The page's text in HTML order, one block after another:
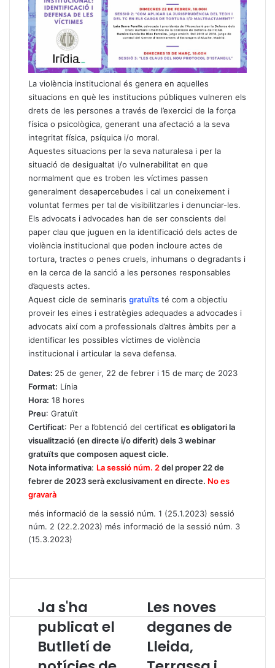
La violència institucional és genera en aquelles
situacions en què les institucions públiques vulneren els
drets de les persones a través de l’exercici de la força
física o psicològica, generant una afectació a la seva
integritat física, psíquica i/o moral.
Aquestes situacions per la seva naturalesa i per la
situació de desigualtat i/o vulnerabilitat en que
normalment que es troben les víctimes passen
generalment desapercebudes i cal un coneixement i
voluntat fermes per tal de visibilitzarles i denunciar-les.
Els advocats i advocades han de ser conscients del
paper clau que juguen en la identificació dels actes de
violència institucional que poden incloure actes de
tortura, tractes o penes cruels, inhumans o degradants i
en la cerca de la sanció a les persones responsables
d’aquests actes.
Aquest cicle de seminaris gratuïts té com a objectiu
proveir les eines i estratègies adequades a advocades i
advocats així com a professionals d’altres àmbits per a
identificar les possibles víctimes de violència
institucional i articular la seva defensa.
Dates: 25 de gener, 22 de febrer i 15 de març de 2023
Format: Línia
Hora: 18 hores
Preu: Gratuït
Certificat: Per a l’obtenció del certificat es obligatori la
visualització (en directe i/o diferit) dels 3 webinar
gratuïts que composen aquest cicle.
Nota informativa: La sessió núm. 2del proper 22 de
febrer de 2023 serà exclusivament en directe. No es
gravarà
més informació de la sessió núm. 1 (25.1.2023) sessió
núm. 2 (22.2.2023) més informació de la sessió núm. 3
(15.3.2023)
a
s
'
Ja s'ha
publicat el
Butlletí de
L
e
s
n
Les noves
deganes de
Lleida,